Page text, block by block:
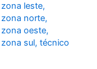
leste,
norte,
oeste,
sul,técnico